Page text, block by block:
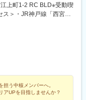
上町1-2 RC BLD※受動喫
ス＞・JR神戸線「西宮
より徒歩8分
担う中核メンバーへ。
アUPを目指しませんか？